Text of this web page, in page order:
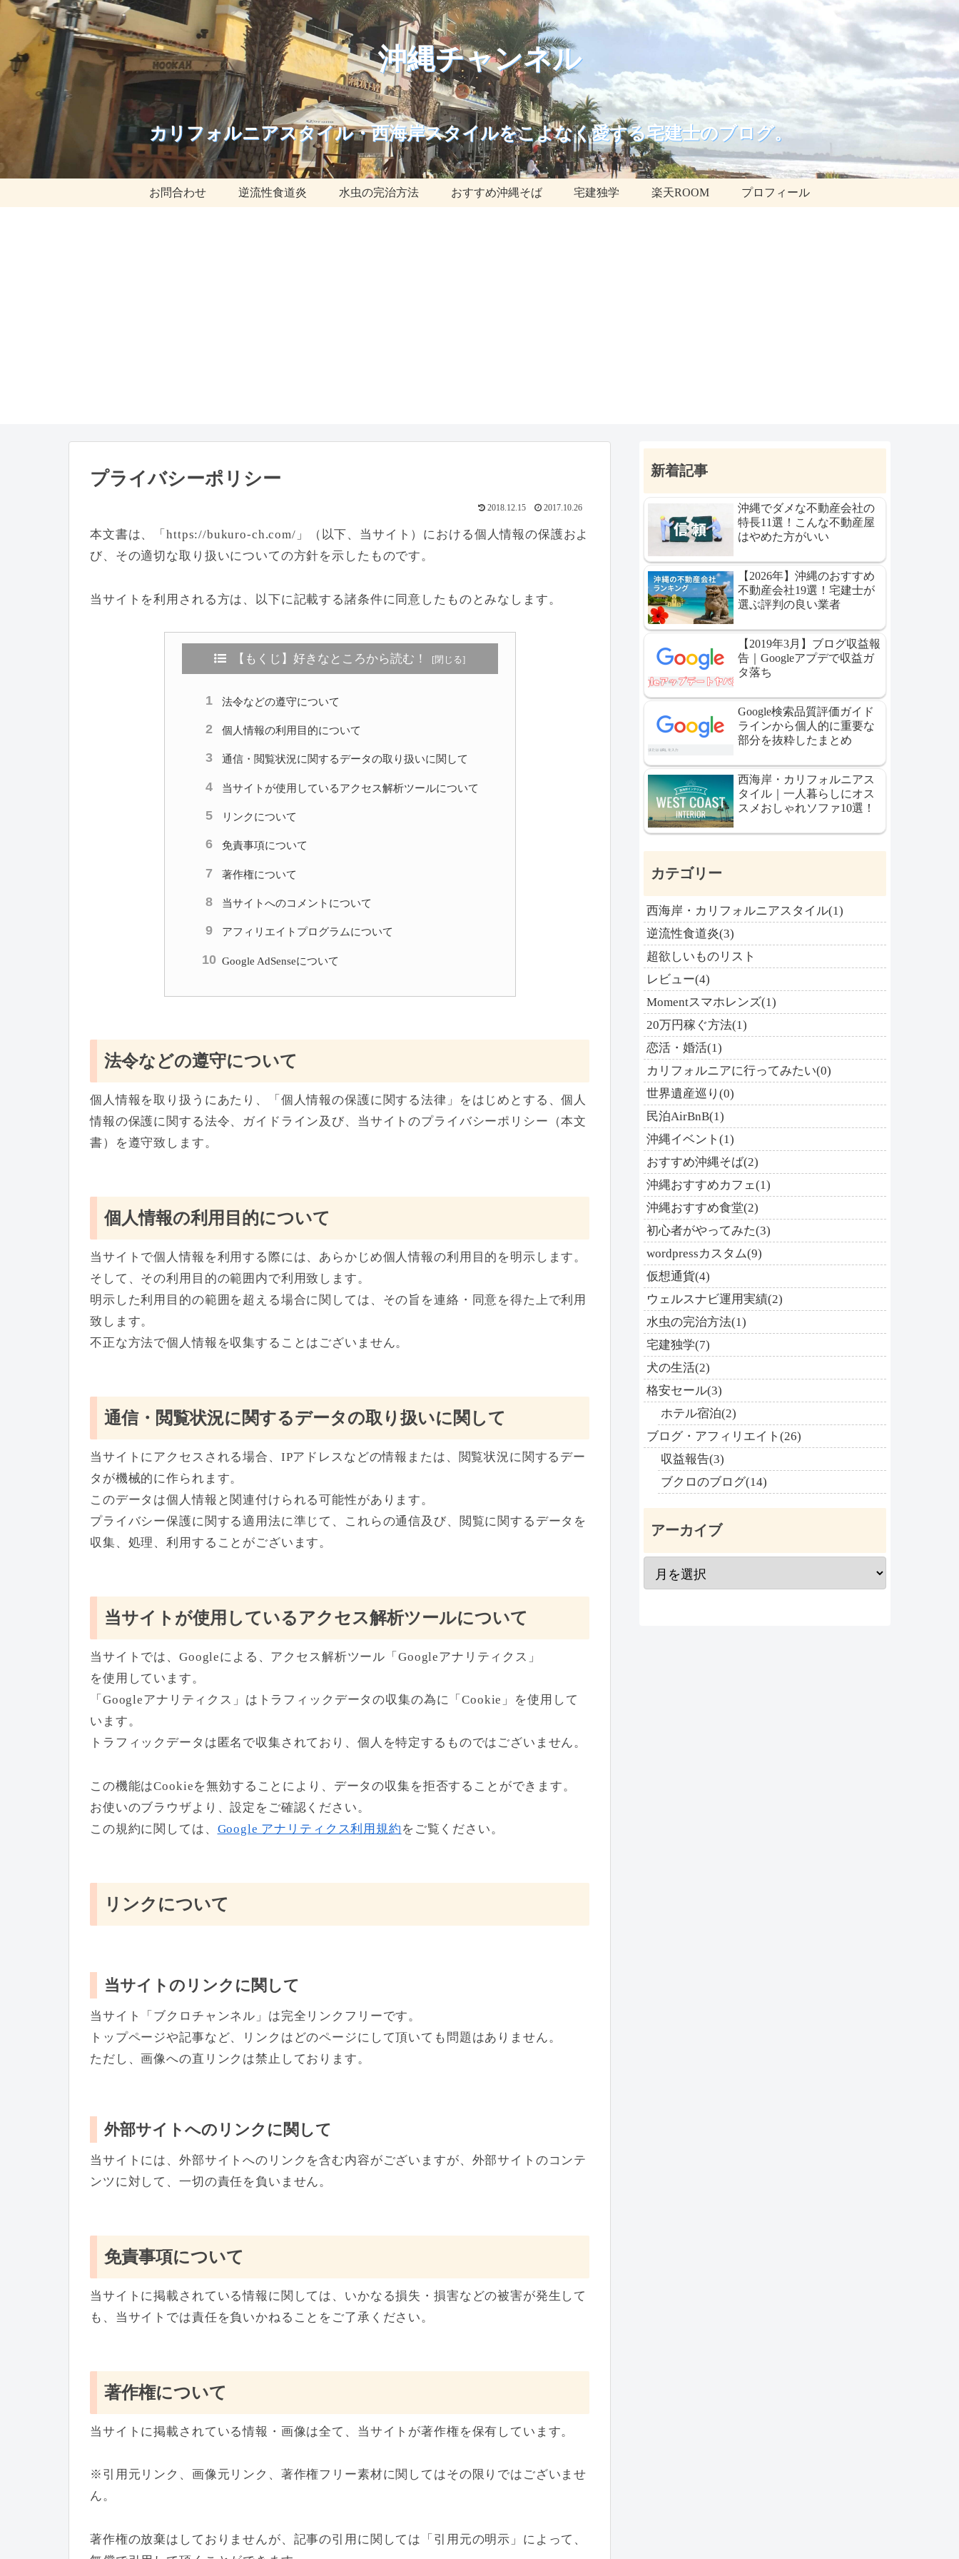
沖縄チャンネル
カリフォルニアスタイル・西海岸スタイルをこよなく愛する宅建士のブログ。
お問合わせ 逆流性食道炎 水虫の完治方法 おすすめ沖縄そば 宅建独学 楽天ROOM プロフィール
プライバシーポリシー
2018.12.15 2017.10.26
本文書は、「https://bukuro-ch.com/」（以下、当サイト）における個人情報の保護およ
び、その適切な取り扱いについての方針を示したものです。
当サイトを利用される方は、以下に記載する諸条件に同意したものとみなします。
【もくじ】好きなところから読む！
法令などの遵守について
個人情報の利用目的について
通信・閲覧状況に関するデータの取り扱いに関して
当サイトが使用しているアクセス解析ツールについて
リンクについて
免責事項について
著作権について
当サイトへのコメントについて
アフィリエイトプログラムについて
Google AdSenseについて
法令などの遵守について
個人情報を取り扱うにあたり、「個人情報の保護に関する法律」をはじめとする、個人
情報の保護に関する法令、ガイドライン及び、当サイトのプライバシーポリシー（本文
書）を遵守致します。
個人情報の利用目的について
当サイトで個人情報を利用する際には、あらかじめ個人情報の利用目的を明示します。
そして、その利用目的の範囲内で利用致します。
明示した利用目的の範囲を超える場合に関しては、その旨を連絡・同意を得た上で利用
致します。
不正な方法で個人情報を収集することはございません。
通信・閲覧状況に関するデータの取り扱いに関して
当サイトにアクセスされる場合、IPアドレスなどの情報または、閲覧状況に関するデー
タが機械的に作られます。
このデータは個人情報と関連付けられる可能性があります。
プライバシー保護に関する適用法に準じて、これらの通信及び、閲覧に関するデータを
収集、処理、利用することがございます。
当サイトが使用しているアクセス解析ツールについて
当サイトでは、Googleによる、アクセス解析ツール「Googleアナリティクス」
を使用しています。
「Googleアナリティクス」はトラフィックデータの収集の為に「Cookie」を使用して
います。
トラフィックデータは匿名で収集されており、個人を特定するものではございません。
この機能はCookieを無効することにより、データの収集を拒否することができます。
お使いのブラウザより、設定をご確認ください。
この規約に関しては、 Google アナリティクス利用規約 をご覧ください。
リンクについて
当サイトのリンクに関して
当サイト「ブクロチャンネル」は完全リンクフリーです。
トップページや記事など、リンクはどのページにして頂いても問題はありません。
ただし、画像への直リンクは禁止しております。
外部サイトへのリンクに関して
当サイトには、外部サイトへのリンクを含む内容がございますが、外部サイトのコンテ
ンツに対して、一切の責任を負いません。
免責事項について
当サイトに掲載されている情報に関しては、いかなる損失・損害などの被害が発生して
も、当サイトでは責任を負いかねることをご了承ください。
著作権について
当サイトに掲載されている情報・画像は全て、当サイトが著作権を保有しています。
※引用元リンク、画像元リンク、著作権フリー素材に関してはその限りではございませ
ん。
著作権の放棄はしておりませんが、記事の引用に関しては「引用元の明示」によって、
新着記事
沖縄でダメな不動産会社の
特長11選！こんな不動産屋
はやめた方がいい
【2026年】沖縄のおすすめ
不動産会社19選！宅建士が
選ぶ評判の良い業者
【2019年3月】ブログ収益報
告｜Googleアプデで収益ガ
タ落ち
Google検索品質評価ガイド
ラインから個人的に重要な
部分を抜粋したまとめ
西海岸・カリフォルニアス
タイル｜一人暮らしにオス
スメおしゃれソファ10選！
カテゴリー
西海岸・カリフォルニアスタイル(1)
逆流性食道炎(3)
超欲しいものリスト
レビュー(4)
Momentスマホレンズ(1)
20万円稼ぐ方法(1)
恋活・婚活(1)
カリフォルニアに行ってみたい(0)
世界遺産巡り(0)
民泊AirBnB(1)
沖縄イベント(1)
おすすめ沖縄そば(2)
沖縄おすすめカフェ(1)
沖縄おすすめ食堂(2)
初心者がやってみた(3)
wordpressカスタム(9)
仮想通貨(4)
ウェルスナビ運用実績(2)
水虫の完治方法(1)
宅建独学(7)
犬の生活(2)
格安セール(3)
ホテル宿泊(2)
ブログ・アフィリエイト(26)
収益報告(3)
ブクロのブログ(14)
アーカイブ